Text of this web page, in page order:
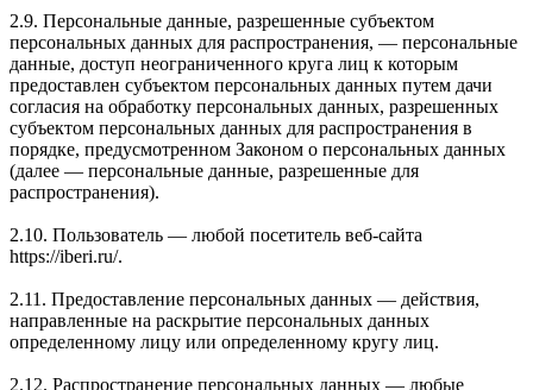
2.9. Персональные данные, разрешенные субъектом
персональных данных для распространения, — персональные
данные, доступ неограниченного круга лиц к которым
предоставлен субъектом персональных данных путем дачи
согласия на обработку персональных данных, разрешенных
субъектом персональных данных для распространения в
порядке, предусмотренном Законом о персональных данных
(далее — персональные данные, разрешенные для
распространения).
2.10. Пользователь — любой посетитель веб-сайта
https://iberi.ru/.
2.11. Предоставление персональных данных — действия,
направленные на раскрытие персональных данных
определенному лицу или определенному кругу лиц.
2.12. Распространение персональных данных — любые